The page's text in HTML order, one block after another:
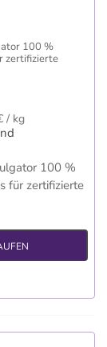
100 %
zertifizierte
/ kg
100 %
für zertifizierte